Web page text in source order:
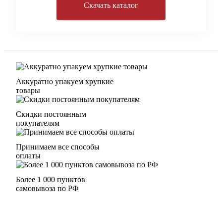
Скачать каталог
Аккуратно упакуем хрупкие
товары
Скидки постоянным
покупателям
Принимаем все способы
оплаты
Более 1 000 пунктов
самовывоза по РФ